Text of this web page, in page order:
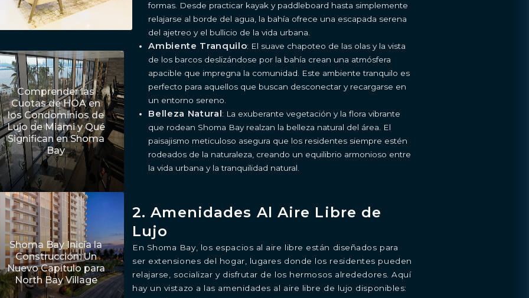
Comprender las
Cuotas de HOA en
los Condominios de
Lujo de Miami y Qué
Significan en Shoma
Bay
Shoma Bay Inicia la
Construcción: Un
Nuevo Capítulo para
North Bay Village
formas. Desde practicar kayak y paddleboard hasta simplemente
relajarse al borde del agua, la bahía ofrece una escapada serena
del ajetreo y el bullicio de la vida urbana.
Ambiente Tranquilo: El suave chapoteo de las olas y la vista
de los barcos deslizándose por la bahía crean una atmósfera
apacible que impregna la comunidad. Este ambiente tranquilo es
perfecto para aquellos que buscan desconectar y recargarse en
un entorno sereno.
Belleza Natural : La exuberante vegetación y la flora vibrante
que rodean Shoma Bay realzan la belleza natural del área. El
paisajismo meticuloso asegura que los residentes siempre estén
rodeados de la naturaleza, creando un equilibrio armonioso entre
la vida urbana y la tranquilidad natural.
2. Amenidades Al Aire Libre de
Lujo
En Shoma Bay, los espacios al aire libre están diseñados para
ser extensiones del hogar, lugares donde los residentes pueden
relajarse, socializar y disfrutar de los hermosos alrededores. Aquí
hay un vistazo a las amenidades al aire libre de lujo disponibles: